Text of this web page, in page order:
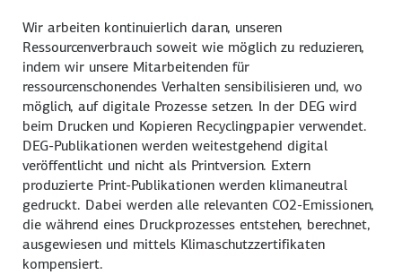
Wir arbeiten kontinuierlich daran, unseren
Ressourcenverbrauch soweit wie möglich zu reduzieren,
indem wir unsere Mitarbeitenden für
ressourcenschonendes Verhalten sensibilisieren und, wo
möglich, auf digitale Prozesse setzen. In der DEG wird
beim Drucken und Kopieren Recyclingpapier verwendet.
DEG-Publikationen werden weitestgehend digital
veröffentlicht und nicht als Printversion. Extern
produzierte Print-Publikationen werden klimaneutral
gedruckt. Dabei werden alle relevanten CO2-Emissionen,
die während eines Druckprozesses entstehen, berechnet,
ausgewiesen und mittels Klimaschutzzertifikaten
kompensiert.